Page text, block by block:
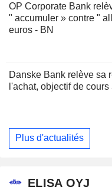
OP Corporate Bank
" accumuler » contre "
euros - BN
Danske Bank relève sa
l'achat, objectif de
Plus d'actualités
ELISA OYJ